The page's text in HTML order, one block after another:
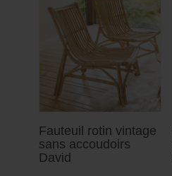
Fauteuil rotin vintage
sans accoudoirs
David